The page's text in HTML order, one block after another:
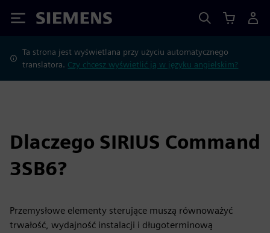
Siemens
Ta strona jest wyświetlana przy użyciu automatycznego
translatora. Czy chcesz wyświetlić ją w języku angielskim?
Dlaczego SIRIUS Command
3SB6?
Przemysłowe elementy sterujące muszą równoważyć
trwałość, wydajność instalacji i długoterminową